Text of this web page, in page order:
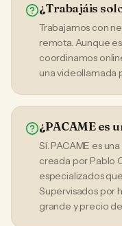
¿Trabajáis
Trabajamos con
remota. Aunque
coordinamos
una videollamada
¿PACAME es
Sí. PACAME es
creada por Pablo
especializados
Supervisados por
grande y precio